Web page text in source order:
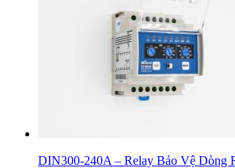
DIN300-240A – Relay Bảo Vệ Dòng